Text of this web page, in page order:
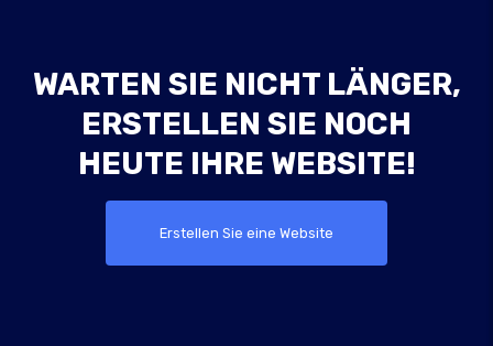
WARTEN SIE NICHT LÄNGER,
ERSTELLEN SIE NOCH
HEUTE IHRE WEBSITE!
Erstellen Sie eine Website